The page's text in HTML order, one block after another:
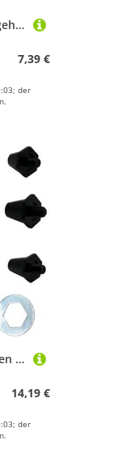
Universals Rücklichtmontagehalterungen Mehrzweck Radaren Radare Leichtmontage Radsport Sicherheitsausrüstung Regulierbare Strahlrichtung Fahrradhalterung
7,39 €
der
Professionelle Fußball Stollen Stollen Nonslip Metal Stlepe Wetterfestes Metallspitzen Mit Niedrigem Gewicht Fußball Zubehör Leichtfalle Fußballschuhschuh Studs
14,19 €
der